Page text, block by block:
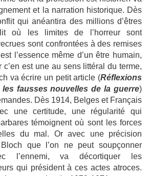
et la narration historique. Dès
qui anéantira des millions d’êtres
où les limites de l’horreur sont
sont confrontées à des remises
l’essence même d’un être humain,
est une au sens littéral du terme,
va écrire un petit article (Réflexions
fausses nouvelles de la guerre)
Dès 1914, Belges et Français
une certitude, une régularité qui
témoignent où sont les forces
du mal. Or avec une précision
que l’on ne peut soupçonner
l’ennemi, va décortiquer les
qui président à ces actes atroces.